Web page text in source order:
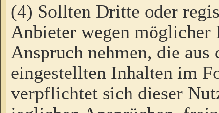
(4) Sollten Dritte oder
Anbieter wegen möglicher
Anspruch nehmen, die
eingestellten Inhalten im
verpflichtet sich dieser